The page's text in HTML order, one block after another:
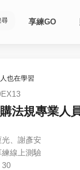
尋 享練GO
也在學習
法規專業人
光、謝彥安
練線上測驗
30